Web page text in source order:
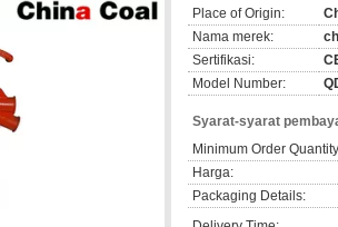
Place of Origin:
Nama merek:
Sertifikasi:
Model Number:
Syarat-syarat
Minimum Order
Harga:
Packaging Details: